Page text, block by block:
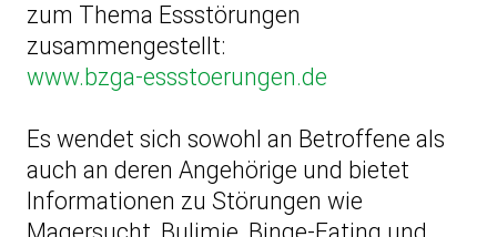
zum Thema Essstörungen
zusammengestellt:
www.bzga-essstoerungen.de
Es wendet sich sowohl an Betroffene als
auch an deren Angehörige und bietet
Informationen zu Störungen wie